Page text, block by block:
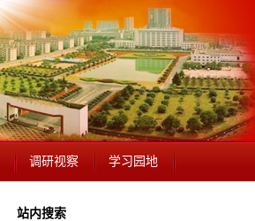
调研视察 学习园地
站内搜索